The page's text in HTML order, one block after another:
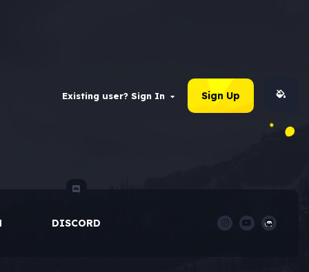
Existing user? Sign In Sign Up
DISCORD